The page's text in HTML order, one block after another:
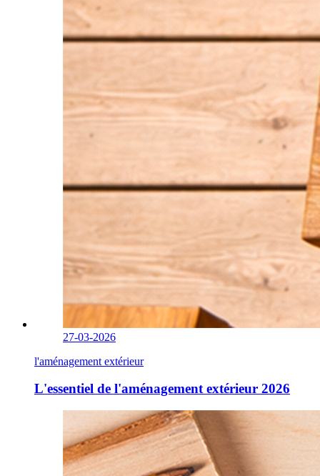
27-03-2026
l'aménagement extérieur
L'essentiel de l'aménagement extérieur 2026